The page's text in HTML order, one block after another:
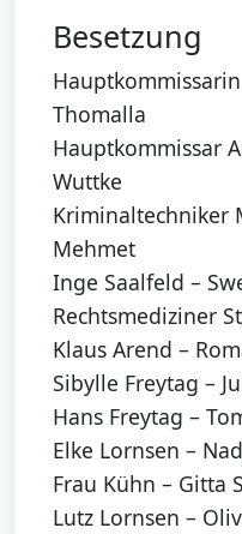
Besetzung
Thomalla
Hauptkommissar
Wuttke
Kriminaltechniker
Mehmet
Inge Saalfeld –
Rechtsmediziner
Klaus Arend –
Sibylle Freytag –
Hans Freytag –
Elke Lornsen –
Frau Kühn – Gitta
Lutz Lornsen –